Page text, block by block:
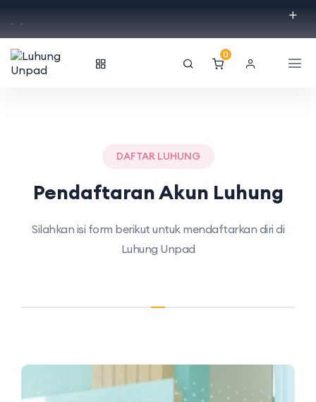
. .
0
DAFTAR LUHUNG
Pendaftaran Akun Luhung
Silahkan isi form berikut untuk mendaftarkan diri di
Luhung Unpad